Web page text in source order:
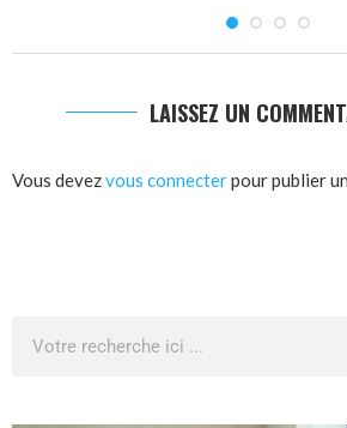
LAISSEZ UN
Vous devezvous connecterpour publier